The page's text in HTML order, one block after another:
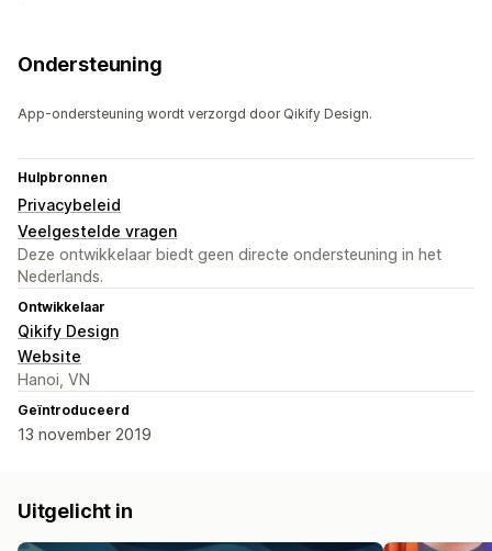
Ondersteuning
App-ondersteuning wordt verzorgd door Qikify Design.
Hulpbronnen
Privacybeleid
Veelgestelde vragen
Deze ontwikkelaar biedt geen directe ondersteuning in het
Nederlands.
Ontwikkelaar
Qikify Design
Website
Hanoi, VN
Geïntroduceerd
13 november 2019
Uitgelicht in